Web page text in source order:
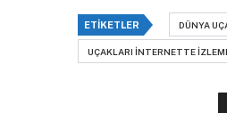
ETIKETLER DÜNYA
UÇAKLARI INTERNETTE